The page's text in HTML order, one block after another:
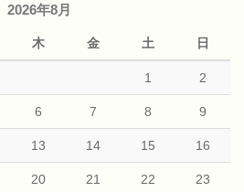
2026年8月
木 金 土 日
1 2
6 7 8 9
13 14 15 16
20 21 22 23